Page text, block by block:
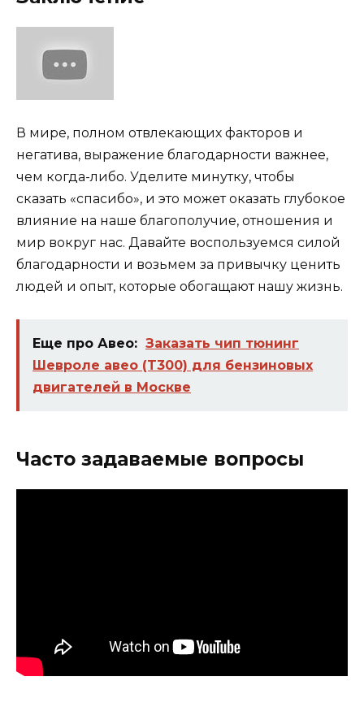
В мире, полном отвлекающих факторов и
негатива, выражение благодарности важнее,
чем когда-либо. Уделите минутку, чтобы
сказать «спасибо», и это может оказать глубокое
влияние на наше благополучие, отношения и
мир вокруг нас. Давайте воспользуемся силой
благодарности и возьмем за привычку ценить
людей и опыт, которые обогащают нашу жизнь.
Еще про Авео: Заказать чип тюнинг
Шевроле авео (T300) для бензиновых
двигателей в Москве
Часто задаваемые вопросы